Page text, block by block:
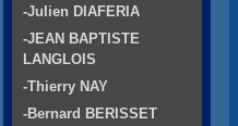
-Julien DIAFERIA
-JEAN BAPTISTE
LANGLOIS
-Thierry NAY
-Bernard BERISSET